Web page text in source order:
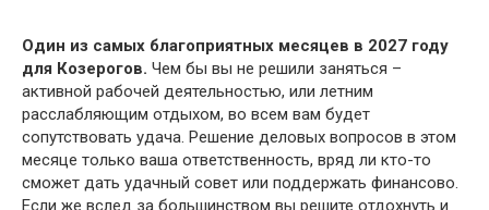
Один из самых благоприятных месяцев в 2027 году
для Козерогов. Чем бы вы не решили заняться –
активной рабочей деятельностью, или летним
расслабляющим отдыхом, во всем вам будет
сопутствовать удача. Решение деловых вопросов в этом
месяце только ваша ответственность, вряд ли кто-то
сможет дать удачный совет или поддержать финансово.
Если же вслед за большинством вы решите отдохнуть и